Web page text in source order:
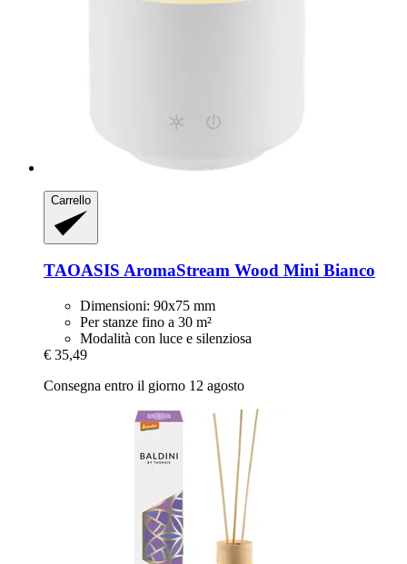
Carrello
TAOASIS AromaStream Wood Mini Bianco
Dimensioni: 90x75 mm
Per stanze fino a 30 m²
Modalità con luce e silenziosa
€ 35,49
Consegna entro il giorno 12 agosto